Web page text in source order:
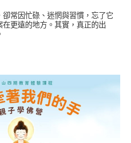
常因忙碌、迷惘與習慣，忘了它
更遠的地方。其實，真正的出